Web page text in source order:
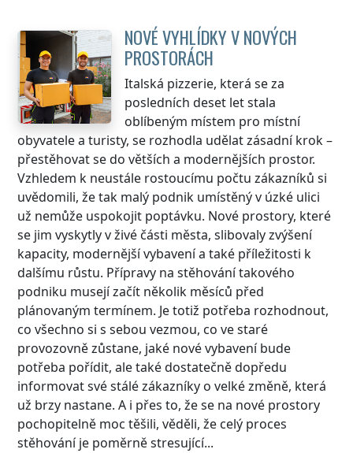
NOVÉ VYHLÍDKY V NOVÝCH
PROSTORÁCH
Italská pizzerie, která se za
posledních deset let stala
oblíbeným místem pro místní
obyvatele a turisty, se rozhodla udělat zásadní krok –
přestěhovat se do větších a modernějších prostor.
Vzhledem k neustále rostoucímu počtu zákazníků si
uvědomili, že tak malý podnik umístěný v úzké ulici
už nemůže uspokojit poptávku. Nové prostory, které
se jim vyskytly v živé části města, slibovaly zvýšení
kapacity, modernější vybavení a také příležitosti k
dalšímu růstu. Přípravy na stěhování takového
podniku musejí začít několik měsíců před
plánovaným termínem. Je totiž potřeba rozhodnout,
co všechno si s sebou vezmou, co ve staré
provozovně zůstane, jaké nové vybavení bude
potřeba pořídit, ale také dostatečně dopředu
informovat své stálé zákazníky o velké změně, která
už brzy nastane. A i přes to, že se na nové prostory
pochopitelně moc těšili, věděli, že celý proces
stěhování je poměrně stresující...